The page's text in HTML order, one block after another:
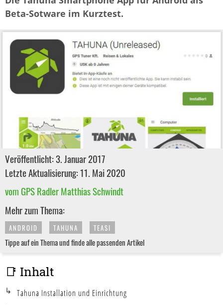
Beta-Sotware im Kurztest.
Veröffentlicht: 3. Januar 2017
Letzte Aktualisierung: 11. Mai 2020
vom GPS Radler Matthias Schwindt
Mehr zum Thema:
ANDROID TAHUNA TEASI
Tippe auf ein Thema und finde alle passenden Artikel
📑 Inhalt
Tahuna Installation und Einrichtung